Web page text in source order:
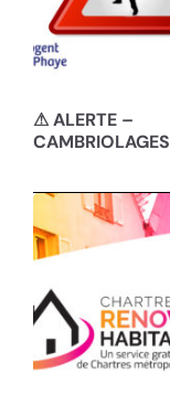
⚠ ALERTE –
CAMBRIOLAGES